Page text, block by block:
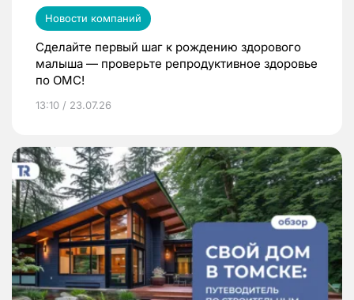
Новости компаний
Сделайте первый шаг к рождению здорового
малыша — проверьте репродуктивное здоровье
по ОМС!
13:10 / 23.07.26